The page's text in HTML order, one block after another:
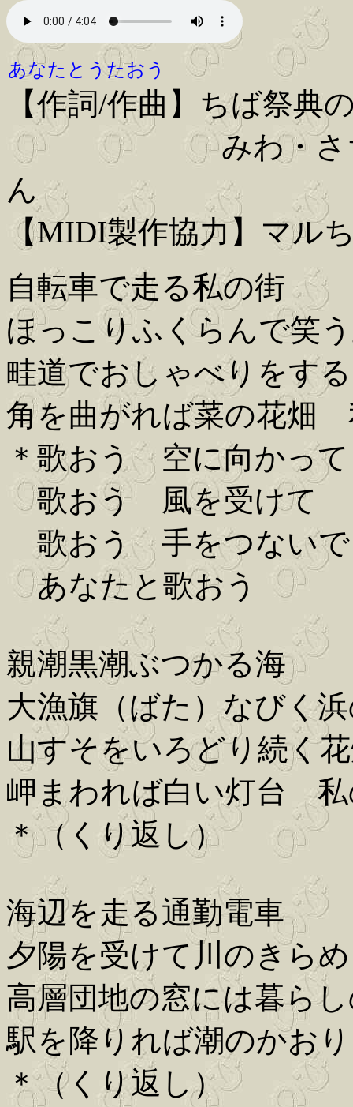
あなたとうたおう
【作詞/作曲】ちば祭典
みわ・さち・さ
ん
【MIDI製作協力】マル
自転車で走る私の街
ほっこりふくらんで笑
畦道でおしゃべりをす
角を曲がれば菜の花畑
＊歌おう 空に向かって
歌おう 風を受けて
歌おう 手をつないで
あなたと歌おう
親潮黒潮ぶつかる海
大漁旗（ばた）なびく
山すそをいろどり続く
岬まわれば白い灯台 私
＊（くり返し）
海辺を走る通勤電車
夕陽を受けて川のきら
高層団地の窓には暮ら
駅を降りれば潮のかお
＊（くり返し）